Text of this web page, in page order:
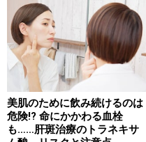
して「免疫グロブリン製
経難病、川崎病などの治
れについて、見てみまし
血が止まらなくな
固第VIII因子製剤」
美肌のために飲み続けるのは
危険!? 命にかかわる血栓
も……肝斑治療のトラネキサ